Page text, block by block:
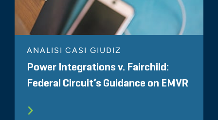
ANALISI CASI GIUDIZ
Power Integrations v. Fairchild:
Federal Circuit’s Guidance on EMVR